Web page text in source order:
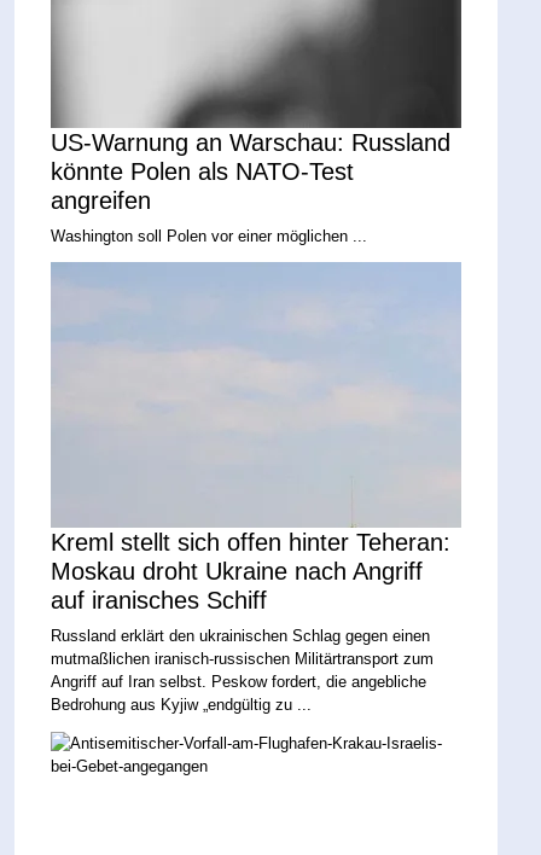
US-Warnung an Warschau: Russland
könnte Polen als NATO-Test
angreifen
Washington soll Polen vor einer möglichen ...
Kreml stellt sich offen hinter Teheran:
Moskau droht Ukraine nach Angriff
auf iranisches Schiff
Russland erklärt den ukrainischen Schlag gegen einen
mutmaßlichen iranisch-russischen Militärtransport zum
Angriff auf Iran selbst. Peskow fordert, die angebliche
Bedrohung aus Kyjiw „endgültig zu ...